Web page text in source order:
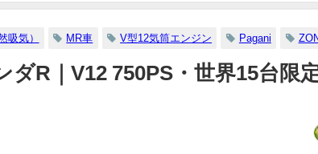
吸気） MR車 V型12気筒エンジン Pagani
R｜V12 750PS・世界15台限